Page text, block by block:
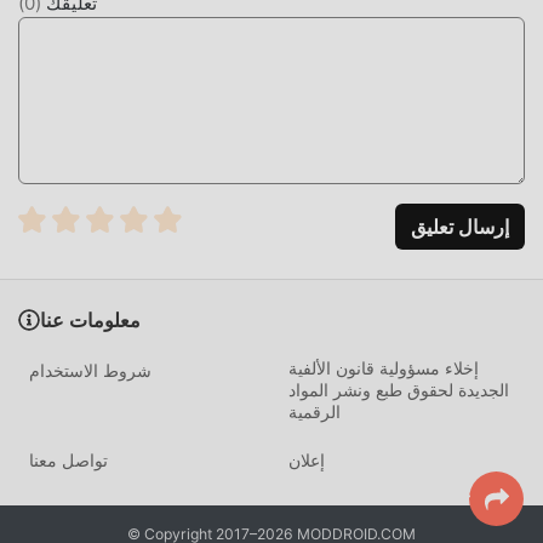
بتنزيله الآن!
إرسال تعليق
معلومات عنا
شروط الاستخدام
إخلاء مسؤولية قانون الألفية
الجديدة لحقوق طبع ونشر المواد
الرقمية
تواصل معنا إعلان
© Copyright 2017–2026 MODDROID.COM